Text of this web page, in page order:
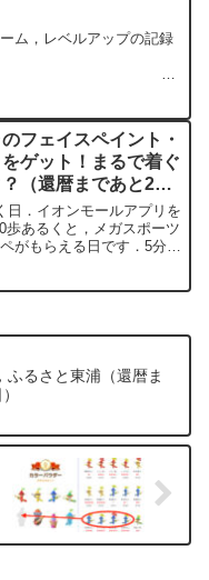
ム，レベルアップの記録
累計
達成 花...
のフェイスペイント・
ゲット！まるで着ぐ
（還暦まであと266
日．イオンモールアプリを
歩あるくと，メガスポーツ
がもらえる日です．5分遅
ふるさと東浦（還暦ま